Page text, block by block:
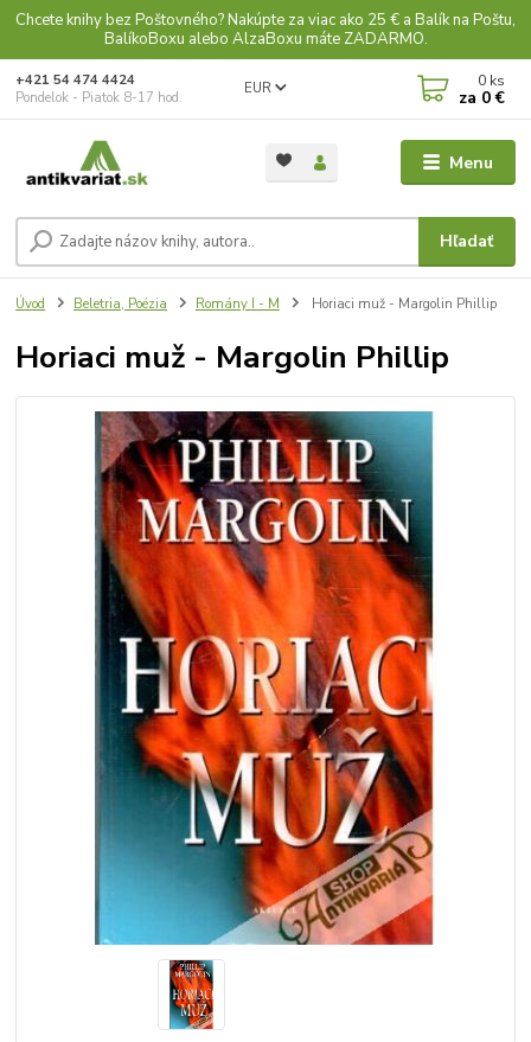
Chcete knihy bez Poštovného? Nakúpte za viac ako 25 € a Balík na Poštu,
BalíkoBoxu alebo AlzaBoxu máte ZADARMO.
Menu
EUR
Hľadať
+421 54 474 4424
Pondelok - Piatok 8-17 hod.
0 ks
za 0 €
Úvod Beletria, Poézia Romány I - M Horiaci muž - Margolin Phillip
Horiaci muž - Margolin Phillip